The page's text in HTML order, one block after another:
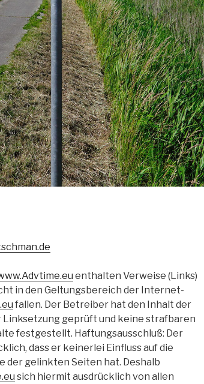
enthalten Verweise (Links)
in den Geltungsbereich der Internet-
fallen. Der Betreiber hat den Inhalt der
Linksetzung geprüft und keine strafbaren
festgestellt. Haftungsausschluß: Der
dass er keinerlei Einfluss auf die
der gelinkten Seiten hat. Deshalb
sich hiermit ausdrücklich von allen